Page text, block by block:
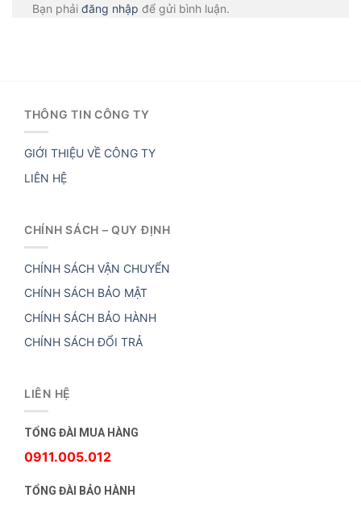
Bạn phải đăng nhập để gửi bình luận.
THÔNG TIN CÔNG TY
GIỚI THIỆU VỀ CÔNG TY
LIÊN HỆ
CHÍNH SÁCH – QUY ĐỊNH
CHÍNH SÁCH VẬN CHUYỂN
CHÍNH SÁCH BẢO MẬT
CHÍNH SÁCH BẢO HÀNH
CHÍNH SÁCH ĐỔI TRẢ
LIÊN HỆ
TỔNG ĐÀI MUA HÀNG
0911.005.012
TỔNG ĐÀI BẢO HÀNH